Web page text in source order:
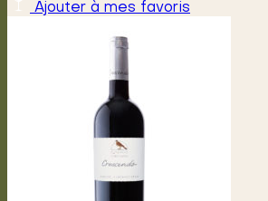
Ajouter à mes favoris